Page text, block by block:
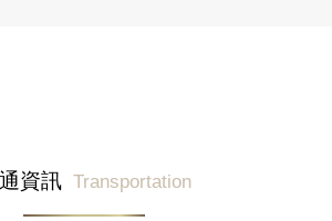
資訊 Transportation